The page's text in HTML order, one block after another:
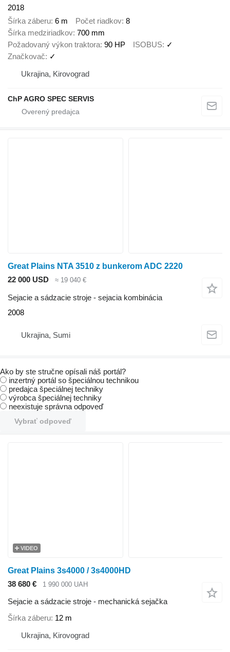
2018
Šírka záberu 6 m Počet riadkov 8
Šírka medziriadkov 700 mm
Požadovaný výkon traktora 90 HP ISOBUS ✓
Značkovač
✓
Ukrajina, Kirovograd
ChP AGRO SPEC SERVIS
Great Plains NTA 3510 z bunkerom ADC 2220
22 000 USD
≈ 19 040 €
Sejacie a sádzacie stroje - sejacia kombinácia
2008
Ukrajina, Sumi
Ako by ste stručne opísali náš portál?
inzertný portál so špeciálnou technikou
predajca špeciálnej techniky
výrobca špeciálnej techniky
neexistuje správna odpoveď
Vybrať odpoveď
VIDEO
Great Plains 3s4000 / 3s4000HD
38 680 €
1 990 000 UAH
Sejacie a sádzacie stroje - mechanická sejačka
Šírka záberu 12 m
Ukrajina, Kirovograd